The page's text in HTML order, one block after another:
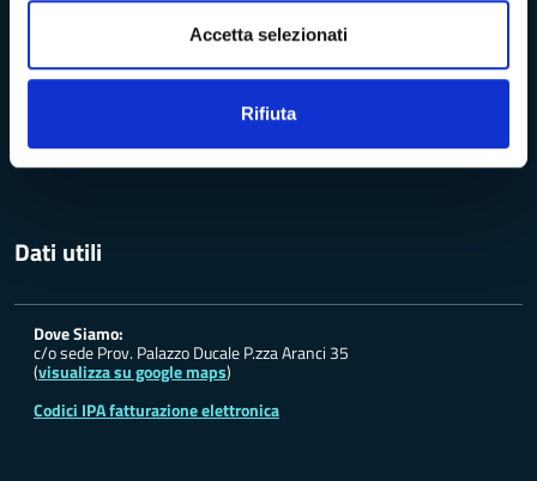
Accetta selezionati
Rifiuta
Previsioni meteo Massa Carrara
Dati utili
Dove Siamo:
c/o sede Prov. Palazzo Ducale P.zza Aranci 35
(visualizza su google maps)
Codici IPA fatturazione elettronica